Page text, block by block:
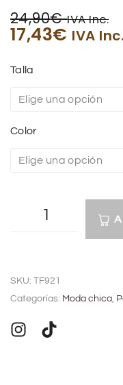
24,90€ IVA Inc.
17,43€ IVA Inc.
Talla
Color
t
e
r
SKU: TF921
Categorías: Moda chica,